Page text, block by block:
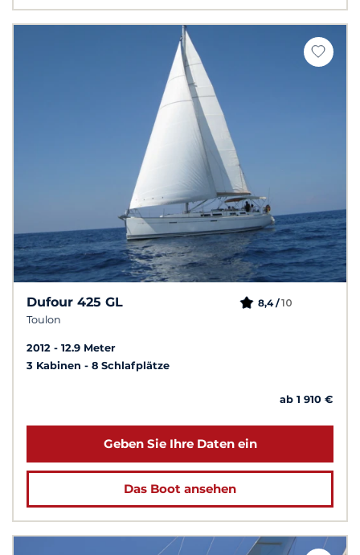
Dufour 425 GL
Toulon
8,4 /10
2012
12.9 Meter
3 Kabinen
8 Schlafplätze
ab 1 910 €
Geben Sie Ihre Daten ein
Das Boot ansehen